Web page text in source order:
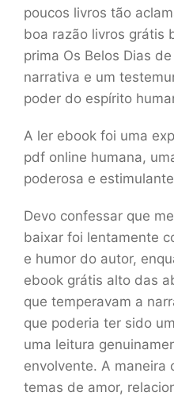
poucos livros tão
boa razão livros grátis
prima Os Belos Dias
narrativa e um
poder do espírito
A ler ebook foi uma
pdf online humana,
poderosa e
Devo confessar que
baixar foi lentamente
e humor do autor,
ebook grátis alto das
que temperavam a
que poderia ter sido
uma leitura
envolvente. A maneira
temas de amor,